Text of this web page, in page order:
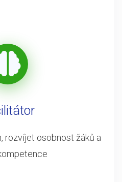
rozvíjet osobnost žáků a